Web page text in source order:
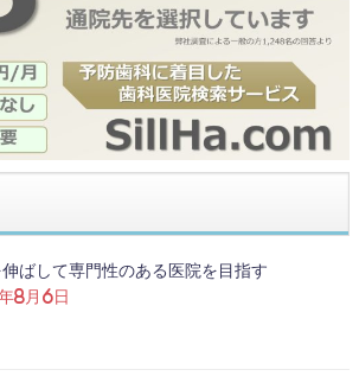
ばして専門性のある医院を目指す
8月6日